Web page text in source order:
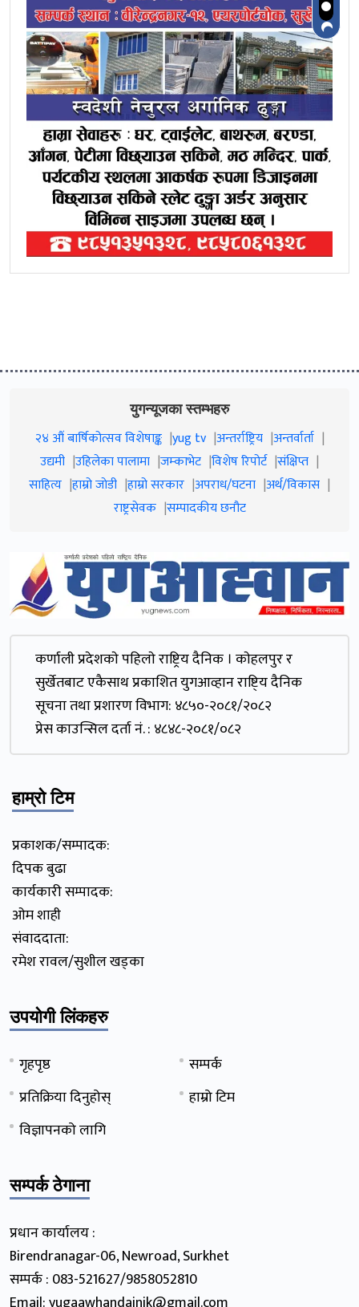
युगन्यूजका स्तम्भहरु
२४ औं बार्षिकोत्सव विशेषाङ्क yug tv अन्तर्राष्ट्रिय अन्तर्वार्ता
उद्यमी उहिलेका पालामा जम्काभेट विशेष रिपोर्ट संक्षिप्त
साहित्य हाम्रो जाेडी हाम्रो सरकार अपराध/घटना अर्थ/विकास
राष्ट्रसेवक सम्पादकीय छनौट
कर्णाली प्रदेशकाे पहिलाे राष्ट्रिय दैनिक । काेहलपुर र
सुर्खेतबाट एकैसाथ प्रकाशित युगआव्हान राष्टि्य दैनिक
सूचना तथा प्रशारण विभाग: ४८५०-२०८१/२०८२
प्रेस काउन्सिल दर्ता नं. : ४८४८-२०८१/०८२
हाम्रो टिम
प्रकाशक/सम्पादक:
दिपक बुढा
कार्यकारी सम्पादक:
ओम शाही
संवाददाता:
रमेश रावल/सुशील खड्का
उपयोगी लिंकहरु
गृहपृष्ठ
सम्पर्क
प्रतिक्रिया दिनुहोस्
हाम्रो टिम
विज्ञापनको लागि
सम्पर्क ठेगाना
प्रधान कार्यालय :
Birendranagar-06, Newroad, Surkhet
सम्पर्क : 083-521627/9858052810